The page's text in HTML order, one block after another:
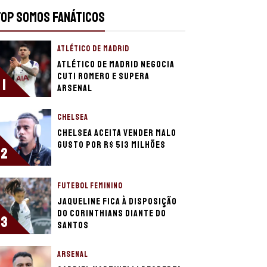
SOMOS FANÁTICOS
1
ATLÉTICO DE MADRID
Atlético de Madrid negocia
Cuti Romero e supera
Arsenal
2
CHELSEA
Chelsea aceita vender Malo
Gusto por R$ 513 milhões
3
FUTEBOL FEMININO
Jaqueline fica à disposição
do Corinthians diante do
Santos
ARSENAL